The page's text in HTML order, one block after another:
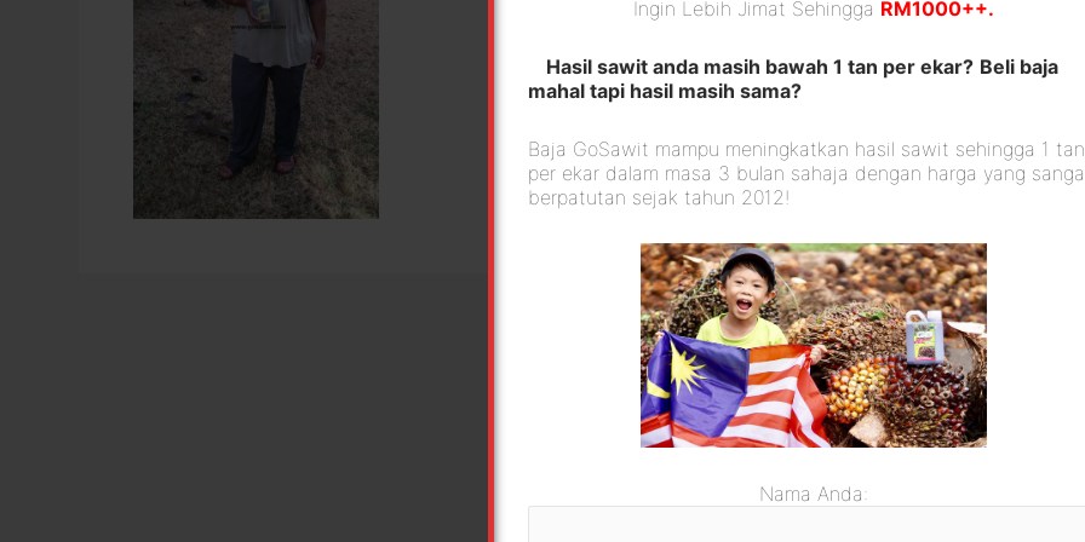
Ingin Lebih Jimat Sehingga RM1000++.
Hasil sawit anda masih bawah 1 tan per ekar? Beli baja
mahal tapi hasil masih sama?
Baja GoSawit mampu meningkatkan hasil sawit sehingga 1 tan
per ekar dalam masa 3 bulan sahaja dengan harga yang
berpatutan sejak tahun 2012!
Nama Anda: